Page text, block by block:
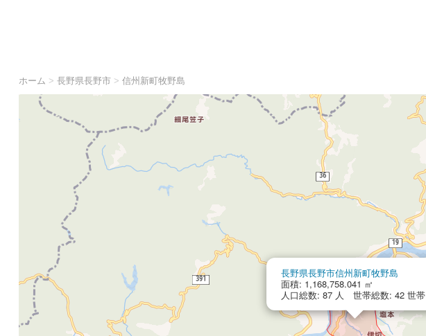
ホーム > 長野県長野市> 信州新町牧野島
長野県長野市信州新町牧野島
面積: 1,168,758.041 ㎡
人口総数: 87 人 世帯総数: 42 世帯